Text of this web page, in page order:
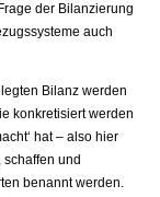
der Bilanzierung
auch
Bilanz werden
konkretisiert werden
hat – also hier
und
benannt werden.